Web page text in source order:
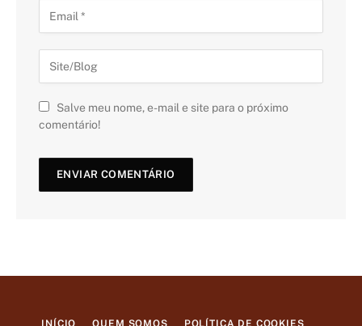
Salve meu nome, e-mail e site para o próximo
comentário!